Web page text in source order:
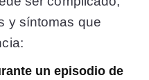
y síntomas que
un episodio de